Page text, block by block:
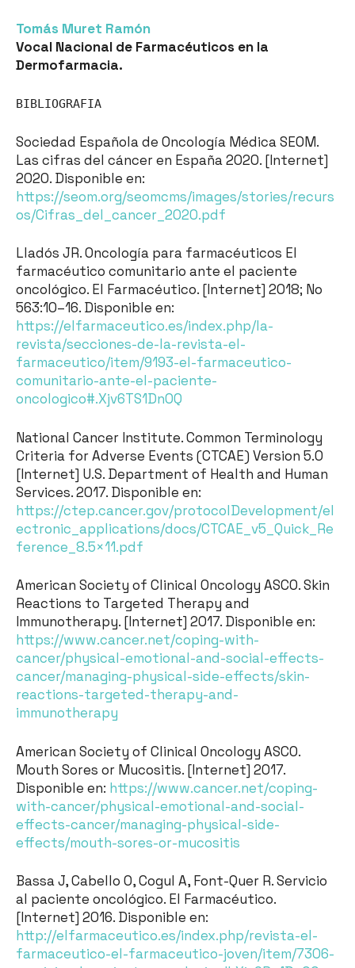
Tomás Muret Ramón
Vocal Nacional de Farmacéuticos en la
Dermofarmacia.
BIBLIOGRAFIA
Sociedad Española de Oncología Médica SEOM.
Las cifras del cáncer en España 2020. [Internet]
2020. Disponible en:
https://seom.org/seomcms/images/stories/recurs
os/Cifras_del_cancer_2020.pdf
Lladós JR. Oncología para farmacéuticos El
farmacéutico comunitario ante el paciente
oncológico. El Farmacéutico. [Internet] 2018; No
563:10–16. Disponible en:
https://elfarmaceutico.es/index.php/la-
revista/secciones-de-la-revista-el-
farmaceutico/item/9193-el-farmaceutico-
comunitario-ante-el-paciente-
oncologico#.Xjv6TS1DnOQ
National Cancer Institute. Common Terminology
Criteria for Adverse Events (CTCAE) Version 5.0
[Internet] U.S. Department of Health and Human
Services. 2017. Disponible en:
https://ctep.cancer.gov/protocolDevelopment/el
ectronic_applications/docs/CTCAE_v5_Quick_Re
ference_8.5×11.pdf
American Society of Clinical Oncology ASCO. Skin
Reactions to Targeted Therapy and
Immunotherapy. [Internet] 2017. Disponible en:
https://www.cancer.net/coping-with-
cancer/physical-emotional-and-social-effects-
cancer/managing-physical-side-effects/skin-
reactions-targeted-therapy-and-
immunotherapy
American Society of Clinical Oncology ASCO.
Mouth Sores or Mucositis. [Internet] 2017.
Disponible en: https://www.cancer.net/coping-
with-cancer/physical-emotional-and-social-
effects-cancer/managing-physical-side-
effects/mouth-sores-or-mucositis
Bassa J, Cabello O, Cogul A, Font-Quer R. Servicio
al paciente oncológico. El Farmacéutico.
[Internet] 2016. Disponible en:
http://elfarmaceutico.es/index.php/revista-el-
farmaceutico-el-farmaceutico-joven/item/7306-